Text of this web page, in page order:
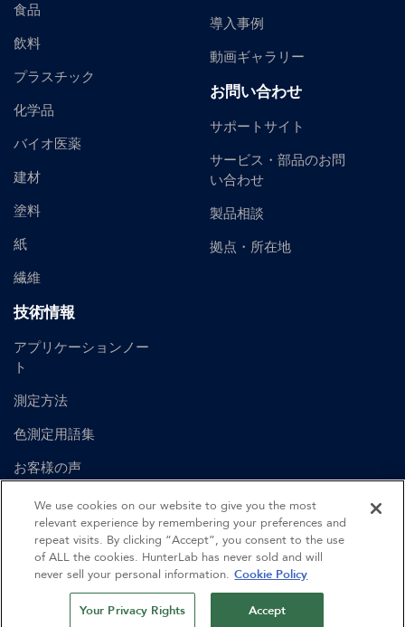
食品
飲料
プラスチック
化学品
バイオ医薬
建材
塗料
紙
繊維
技術情報
アプリケーションノー
ト
測定方法
色測定用語集
お客様の声
ユーザーマニュアル
導入事例
動画ギャラリー
お問い合わせ
サポートサイト
サービス・部品のお問
い合わせ
製品相談
拠点・所在地
©2026Hunter Associates Laboratory, Inc.
We use cookies on our website to give you the most
relevant experience by remembering your preferences and
repeat visits. By clicking “Accept”, you consent to the use
of ALL the cookies. HunterLab has never sold and will
never sell your personal information. Cookie Policy
Your Privacy Rights Accept